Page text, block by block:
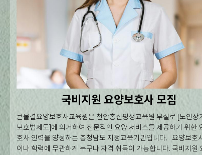
국비지원 요양보호사 모집
큰물결요양보호사교육원은 천안총신평생교육원 부설로 [노인장
보호법제도]에 의거하여 전문적인 요양 서비스를 제공하기 위한
호사 인력을 양성하는 충청남도 지정교육기관입니다. 요양보호
이나 학력에 무관하게 누구나 자격 취득이 가능합니다. 국비지원